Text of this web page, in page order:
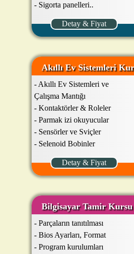
- Sigorta panelleri..
Detay & Fiyat
Akıllı Ev Sistemleri
- Akıllı Ev Sistemleri ve
Çalışma Mantığı
- Kontaktörler & Roleler
- Parmak izi okuyucular
- Sensörler ve Sviçler
- Selenoid Bobinler
Detay & Fiyat
Bilgisayar Tamir Kursu
- Parçaların tanıtılması
- Bios Ayarları, Format
- Program kurulumları